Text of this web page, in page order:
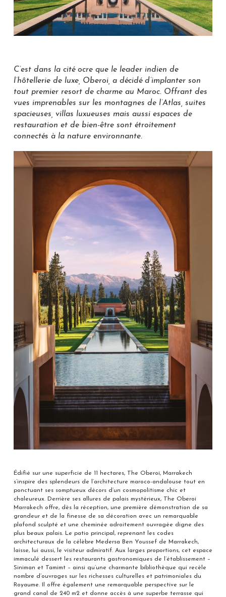
C’est dans la cité ocre que le leader indien de
l’hôtellerie de luxe, Oberoi, a décidé d’implanter son
tout premier resort de charme au Maroc. Offrant des
vues imprenables sur les montagnes de l’Atlas, suites
spacieuses, villas luxueuses mais aussi espaces de
restauration et de bien-être sont étroitement
connectés à la nature environnante.
Édifié sur une superficie de 11 hectares, The Oberoi, Marrakech
s’inspire des splendeurs de l’architecture maroco-andalouse tout en
ponctuant ses somptueux décors d’un cosmopolitisme chic et
chaleureux. Derrière ses allures de palais mystérieux, The Oberoi
Marrakech offre, dès la réception, une première démonstration de sa
grandeur et de la finesse de sa décoration avec un remarquable
plafond sculpté et une cheminée adroitement ouvragée digne des
plus beaux palais. Le patio principal, reprenant les codes
architecturaux de la célèbre Medersa Ben Youssef de Marrakech,
laisse, lui aussi, le visiteur admiratif. Aux larges proportions, cet espace
immaculé dessert les restaurants gastronomiques de l’établissement –
Siniman et Tamimt – ainsi qu’une charmante bibliothèque qui recèle
nombre d’ouvrages sur les richesses culturelles et patrimoniales du
Royaume. Il offre également une remarquable perspective sur le
grand canal de 240 m2 et donne accès à une superbe terrasse qui